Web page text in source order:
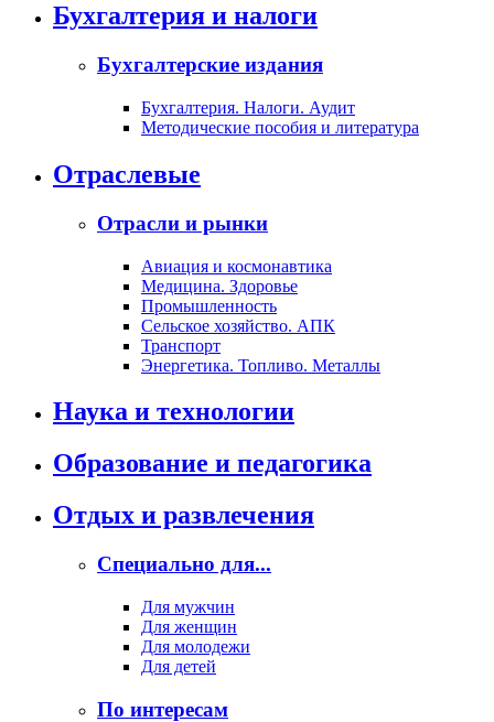
Бухгалтерия и налоги
Бухгалтерские издания
Бухгалтерия. Налоги. Аудит
Методические пособия и литература
Отраслевые
Отрасли и рынки
Авиация и космонавтика
Медицина. Здоровье
Промышленность
Сельское хозяйство. АПК
Транспорт
Энергетика. Топливо. Металлы
Наука и технологии
Образование и педагогика
Отдых и развлечения
Специально для...
Для мужчин
Для женщин
Для молодежи
Для детей
По интересам